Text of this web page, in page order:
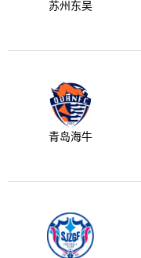
苏州东吴
青岛海牛